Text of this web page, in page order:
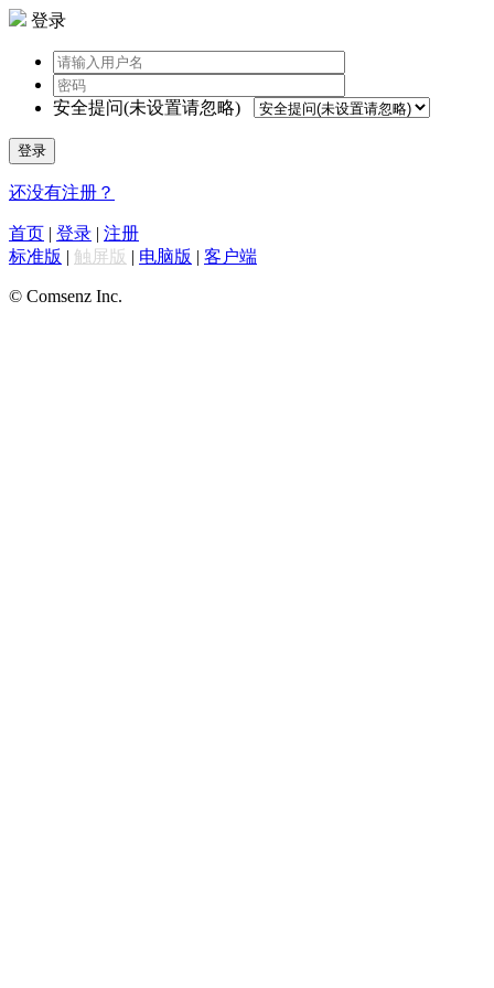
登录
安全提问(未设置请忽略)
登录
还没有注册？
首页 | 登录 | 注册
标准版 | 触屏版 | 电脑版 | 客户端
© Comsenz Inc.